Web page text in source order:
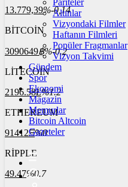
13.779,39%-0,14
BİTCOİN
3090649฿%-0.2
LİTECOİN
2196.58Ł%1.2
ETHEREUM
91412Ξ%0
RİPPLE
49.47%0.7
Pariteler
Altınlar
Vizyondaki Filmler
Haftanın Filmleri
Popüler Fragmanlar
Vizyon Takvimi
Gündem
Spor
Ekonomi
Magazin
Memurlar
Bitcoin Altcoin
Gazeteler